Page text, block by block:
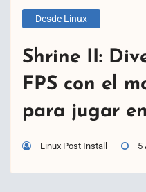
Desde Linux
Shrine II:
FPS con el
para jugar
Linux Post Install 5